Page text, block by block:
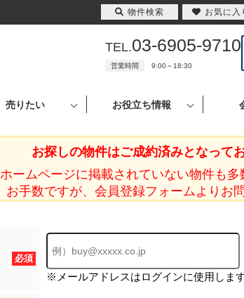
TEL.03-6905-9710
営業時間 9:00～18:30
売りたい お役立ち情報
お探しの物件はご成約済みとなってお
ホームページに掲載されていない物件も多
お手数ですが、会員登録フォームよりお
必須
※メールアドレスはログインに使用します
物件検索 お気に入